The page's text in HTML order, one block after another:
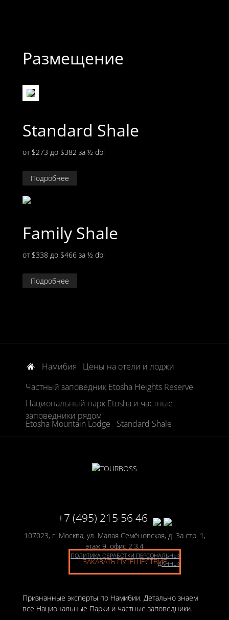
Размещение
Standard Shale
от $273 до $382 за ½ dbl
Подробнее
Family Shale
от $338 до $466 за ½ dbl
Подробнее
Намибия
Цены на отели и лоджи
Частный заповедник Etosha Heights Reserve
Национальный парк Etosha и частные
заповедники рядом
Etosha Mountain Lodge Standard Shale
+7 (495) 215 56 46
107023, г. Москва, ул. Малая Семёновская, д. 3а стр. 1,
этаж 9, офис 2,3,4
ПОЛИТИКА ОБРАБОТКИ ПЕРСОНАЛЬНЫХ
ДАННЫХ
ЗАКАЗАТЬ ПУТЕШЕСТВИЕ
Признанные эксперты по Намибии. Детально знаем
все Национальные Парки и частные заповедники.